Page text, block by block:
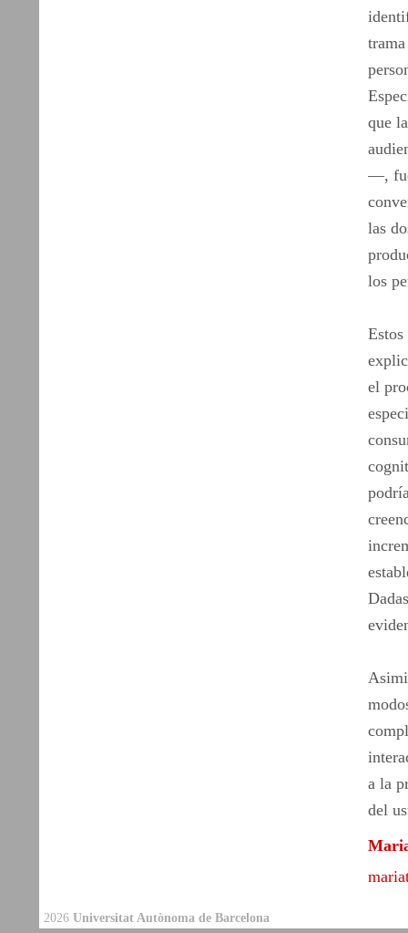
que
—,
las
los
el
a la
del
2026 Universitat Autònoma de Barcelona